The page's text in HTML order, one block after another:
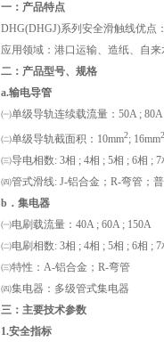
一：产品特点
DHG(DHGJ)系列安全滑触线优点
应用领域：港口运输、造纸、自
二：产品型号、规格
a.输电导管
㈠单级导轨连续载流量：50A ; 80A
㈡单级导轨截面积：10mm2; 16mm2
㈢导电相数: 3相 ; 4相 ; 5相 ; 6相 ;
㈣管式滑线: J-铝合金；R-弯管；
b．集电器
㈠电刷载流量：40A ; 60A ; 150A
㈡电刷相数: 3相 ; 4相 ; 5相 ; 6相 ;
㈢特性：A-铝合金；R-弯管
㈣集电器：多级管式集电器
三：主要技术参数
1.安全指标